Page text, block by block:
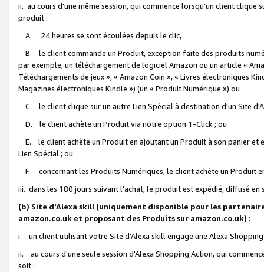
ii. au cours d'une même session, qui commence lorsqu'un client
produit :
A. 24 heures se sont écoulées depuis le clic,
B. le client commande un Produit, exception faite des produits
par exemple, un téléchargement de logiciel Amazon ou un article «
Téléchargements de jeux », « Amazon Coin », « Livres électroniques
Magazines électroniques Kindle ») (un « Produit Numérique ») ou
C. le client clique sur un autre Lien Spécial à destination d'un Site
D. le client achète un Produit via notre option 1-Click ; ou
E. le client achète un Produit en ajoutant un Produit à son panier et
Lien Spécial ; ou
F. concernant les Produits Numériques, le client achète un Produit
iii. dans les 180 jours suivant l'achat, le produit est expédié, diffusé
(b) Site d'Alexa skill (uniquement disponible pour les
amazon.co.uk et proposant des Produits sur amazon.co.uk) :
i. un client utilisant votre Site d'Alexa skill engage une Alexa
ii. au cours d'une seule session d'Alexa Shopping Action, qui
soit :